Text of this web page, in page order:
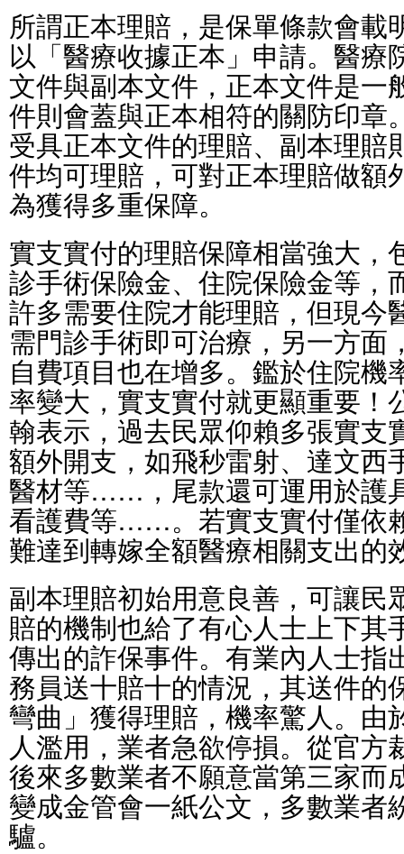
所謂正本理賠，是保單條款會載
以「醫療收據正本」申請。醫療
文件與副本文件，正本文件是一
件則會蓋與正本相符的關防印章
受具正本文件的理賠、副本理賠
件均可理賠，可對正本理賠做額
為獲得多重保障。
實支實付的理賠保障相當強大，
診手術保險金、住院保險金等，
許多需要住院才能理賠，但現今
需門診手術即可治療，另一方面
自費項目也在增多。鑑於住院機
率變大，實支實付就更顯重要！
翰表示，過去民眾仰賴多張實支
額外開支，如飛秒雷射、達文西
醫材等……，尾款還可運用於護
看護費等……。若實支實付僅依
難達到轉嫁全額醫療相關支出的
副本理賠初始用意良善，可讓民
賠的機制也給了有心人士上下其
傳出的詐保事件。有業內人士指
務員送十賠十的情況，其送件的
彎曲」獲得理賠，機率驚人。由
人濫用，業者急欲停損。從官方
後來多數業者不願意當第三家而
變成金管會一紙公文，多數業者
驢。